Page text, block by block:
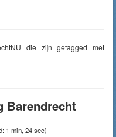
die zijn getagged met
Barendrecht
1 min, 24 sec)